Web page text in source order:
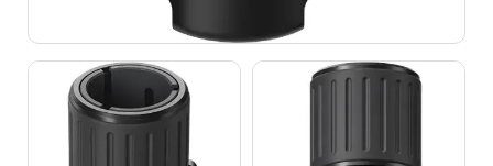
Copyright © 2026 NINE ZERO PLURAL INC.